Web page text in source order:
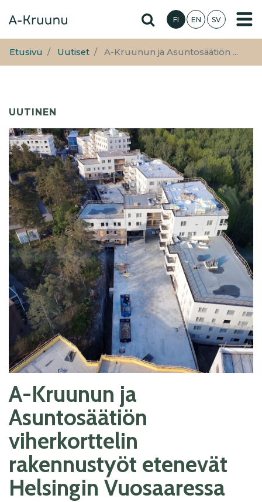
pääsisältöön
Hae sivustolta
FI EN SV
Etusivu Uutiset A-Kruunun ja Asuntosäätiön ...
UUTINEN
A-Kruunun ja
Asuntosäätiön
viherkorttelin
rakennustyöt etenevät
Helsingin Vuosaaressa